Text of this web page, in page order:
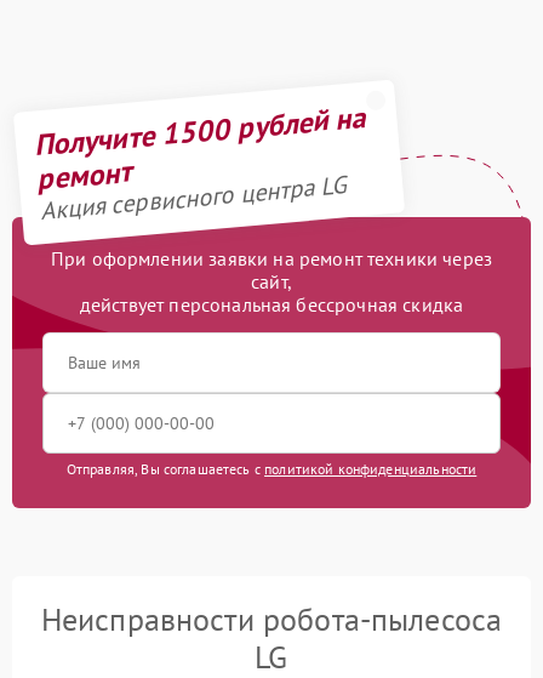
Получите 1500 рублей на
ремонт
Акция сервисного центра LG
При оформлении заявки на ремонт техники через
сайт,
действует персональная бессрочная скидка
Отправляя, Вы соглашаетесь с политикой конфиденциальности
Неисправности робота-пылесоса
LG